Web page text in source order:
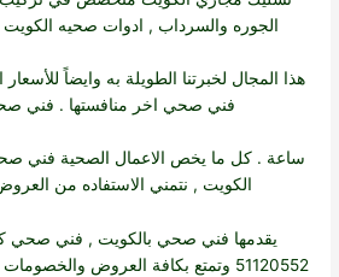
الجوره والسرداب , ادوات صحيه الكويت
هذا المجال لخبرتنا الطويلة به وايضاً
فني صحي اخر منافستها . فني صحي
ساعة . كل ما يخص الاعمال الصحية فني
الكويت , نتمني الاستفاده من
يقدمها فني صحي بالكويت , فني صحي
51120552 وتمتع بكافة العروض والخصومات ,